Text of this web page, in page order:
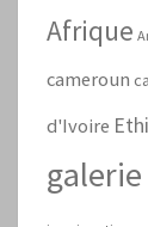
Afrique
cameroun
d'Ivoire